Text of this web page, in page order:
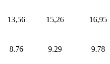
13,56 15,26 16,95
8.76 9.29 9.78